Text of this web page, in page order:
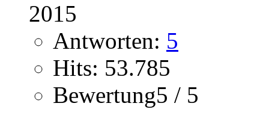
Antworten: 5
Hits: 53.785
Bewertung5 / 5